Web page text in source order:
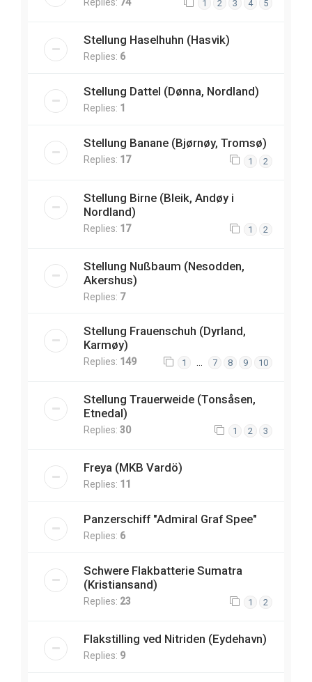
Replies: 74 1 2 3 4 5
Stellung Haselhuhn (Hasvik)
Replies: 6
Stellung Dattel (Dønna, Nordland)
Replies: 1
Stellung Banane (Bjørnøy, Tromsø)
Replies: 17 1 2
Stellung Birne (Bleik, Andøy i
Nordland)
Replies: 17 1 2
Stellung Nußbaum (Nesodden,
Akershus)
Replies: 7
Stellung Frauenschuh (Dyrland,
Karmøy)
Replies: 149 1 7 8 9 10
Stellung Trauerweide (Tonsåsen,
Etnedal)
Replies: 30 1 2 3
Freya (MKB Vardö)
Replies: 11
Panzerschiff "Admiral Graf Spee"
Replies: 6
Schwere Flakbatterie Sumatra
(Kristiansand)
Replies: 23 1 2
Flakstilling ved Nitriden (Eydehavn)
Replies: 9